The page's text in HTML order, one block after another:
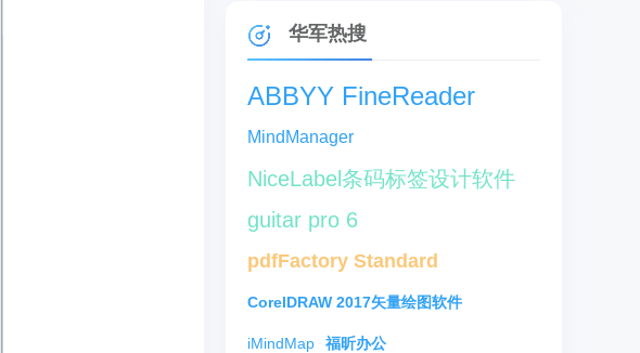
华军热搜
ABBYY FineReader
MindManager
NiceLabel条码标签设计软件
guitar pro 6
pdfFactory Standard
CorelDRAW 2017矢量绘图软件
iMindMap 福昕办公